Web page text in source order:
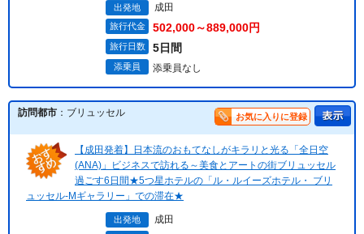
出発地 成田
旅行代金 502,000～889,000円
旅行日数 5日間
添乗員 添乗員なし
訪問都市 ：ブリュッセル お気に入りに登録
【成田発着】日本流のおもてなしがキラリと光る「全日空
(ANA)」ビジネスで訪れる～美食とアートの街ブリュッセル
過ごす6日間★5つ星ホテルの「ル・ルイーズホテル・ ブリ
ュッセル-Mギャラリー」での滞在★
出発地 成田